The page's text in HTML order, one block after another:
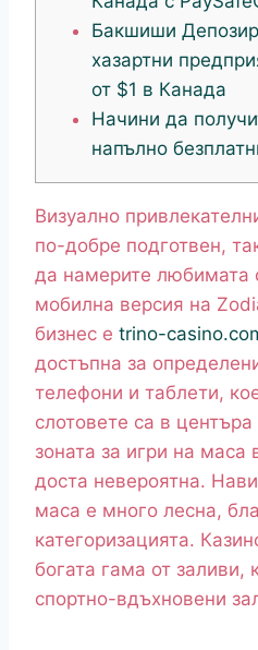
Бакшиши
хазартни
от $1 в Канада
Начини да
напълно
Визуално
по-добре подготвен,
да намерите любимата
мобилна версия на
бизнес е trino-
достъпна за
телефони и таблети,
слотовете са в
зоната за игри на маса
доста невероятна.
маса е много лесна,
категоризацията.
богата гама от заливи,
спортно-вдъхновени